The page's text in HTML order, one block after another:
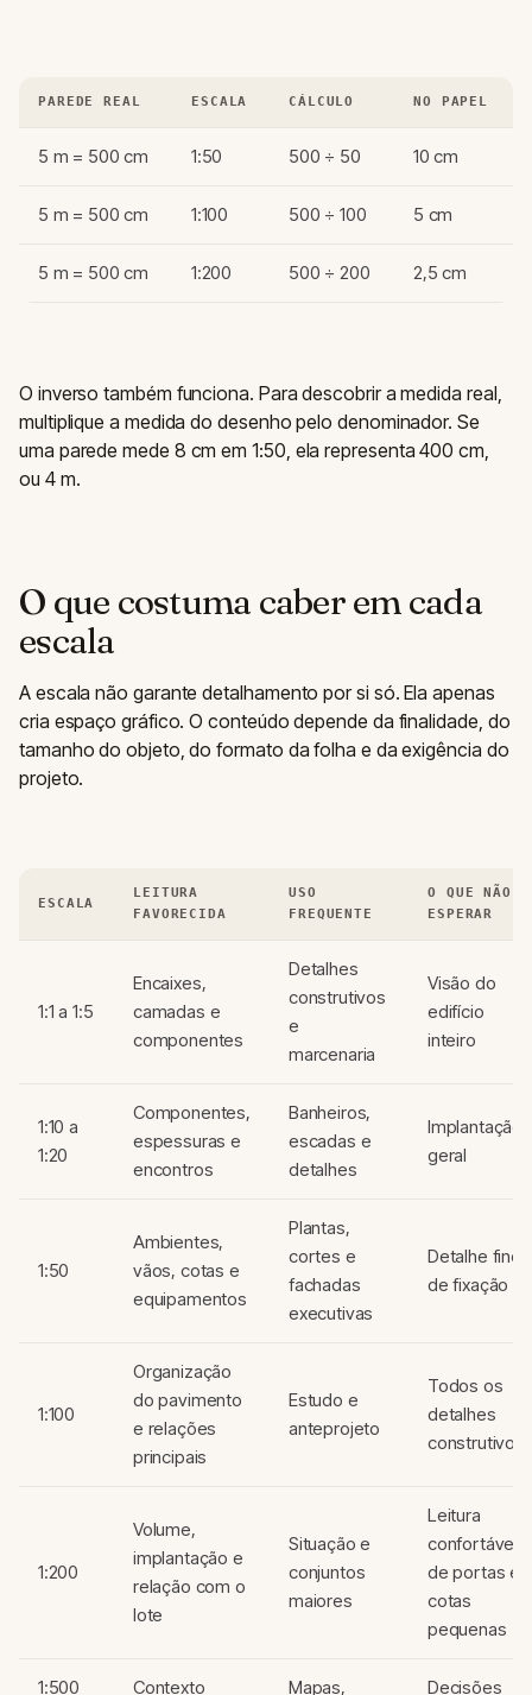
PAREDE REAL ESCALA CÁLCULO NO PAPEL
5 m = 500 cm 1:50 500 ÷ 50 10 cm
5 m = 500 cm 1:100 500 ÷ 100 5 cm
5 m = 500 cm 1:200 500 ÷ 200 2,5 cm
O inverso também funciona. Para descobrir a medida real,
multiplique a medida do desenho pelo denominador. Se
uma parede mede 8 cm em 1:50, ela representa 400 cm,
ou 4 m.
O que costuma caber em cada
escala
A escala não garante detalhamento por si só. Ela apenas
cria espaço gráfico. O conteúdo depende da finalidade, do
tamanho do objeto, do formato da folha e da exigência do
projeto.
ESCALA
LEITURA
FAVORECIDA
USO
FREQUENTE
O QUE NÃO
ESPERAR
1:1 a 1:5
Encaixes,
camadas e
componentes
Detalhes
construtivos
e
marcenaria
Visão do
edifício
inteiro
1:10 a
1:20
Componentes,
espessuras e
encontros
Banheiros,
escadas e
detalhes
Implantação
geral
1:50
Ambientes,
vãos, cotas e
equipamentos
Plantas,
cortes e
fachadas
executivas
Detalhe fino
de fixação
1:100
Organização
do pavimento
e relações
principais
Estudo e
anteprojeto
Todos os
detalhes
construtivos
1:200
Volume,
implantação e
relação com o
lote
Situação e
conjuntos
maiores
Leitura
confortável
de portas e
cotas
pequenas
1:500 Contexto Mapas, Decisões